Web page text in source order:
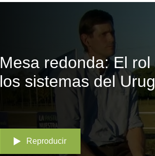
Mesa redonda: El
los sistemas del
Reproducir